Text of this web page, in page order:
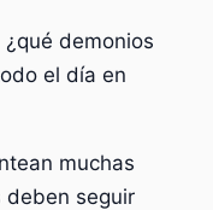
demonios
el día en
muchas
deben seguir